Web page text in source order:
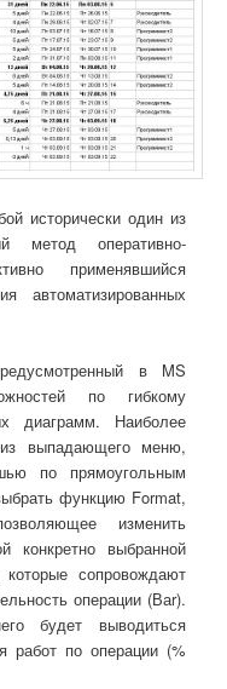
исторически один из
метод оперативно-
применявшийся
автоматизированных
в MS
по гибкому
диаграмм. Наиболее
выпадающего меню,
по прямоугольным
функцию Format,
изменить
выбранной
сопровождают
операции (Ваr).
будет выводиться
работ по операции (%